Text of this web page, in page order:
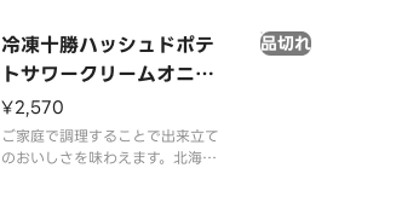
ご家庭での調理方法はパッケージ
に記載されております。
冷凍十勝ハッシュドポテ
トサワークリームオニオ
ン風味1KG
¥2,570
ご家庭で調理することで出来立て
のおいしさを味わえます。北海道
品切れ